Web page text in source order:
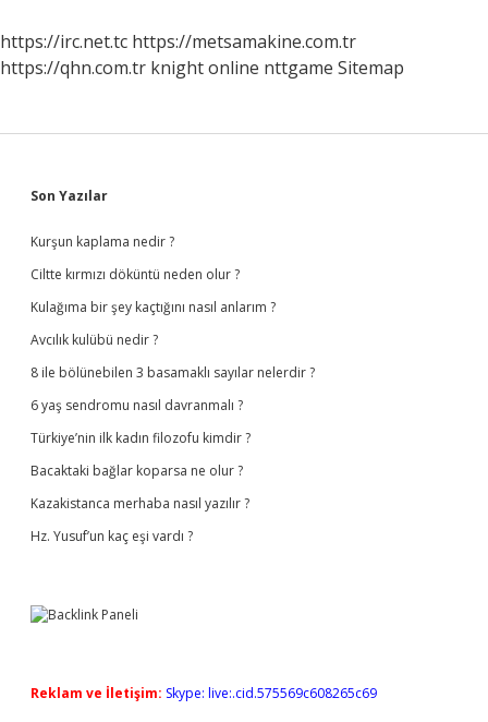
https://irc.net.tc https://metsamakine.com.tr
https://qhn.com.tr knight online nttgame Sitemap
Sidebar
Son Yazılar
Kurşun kaplama nedir ?
Ciltte kırmızı döküntü neden olur ?
Kulağıma bir şey kaçtığını nasıl anlarım ?
Avcılık kulübü nedir ?
8 ile bölünebilen 3 basamaklı sayılar nelerdir ?
6 yaş sendromu nasıl davranmalı ?
Türkiye’nin ilk kadın filozofu kimdir ?
Bacaktaki bağlar koparsa ne olur ?
Kazakistanca merhaba nasıl yazılır ?
Hz. Yusuf’un kaç eşi vardı ?
Reklam ve İletişim: Skype: live:.cid.575569c608265c69